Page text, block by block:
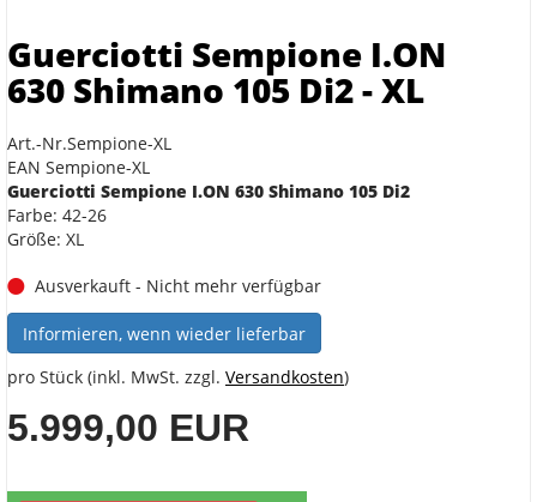
Guerciotti Sempione I.ON
630 Shimano 105 Di2 - XL
Art.-Nr.Sempione-XL
EAN Sempione-XL
Guerciotti Sempione I.ON 630 Shimano 105 Di2
Farbe: 42-26
Größe: XL
Ausverkauft - Nicht mehr verfügbar
Informieren, wenn wieder lieferbar
pro Stück (inkl. MwSt. zzgl. Versandkosten)
5.999,00 EUR